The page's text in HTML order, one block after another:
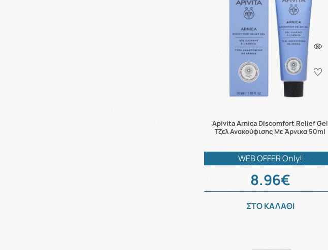
Apivita Arnica Discomfort Relief Gel
Τζελ Ανακούφισης Με Άρνικα 50ml
WEB OFFER Only!
8.96€
ΣΤΟ ΚΑΛΑΘΙ